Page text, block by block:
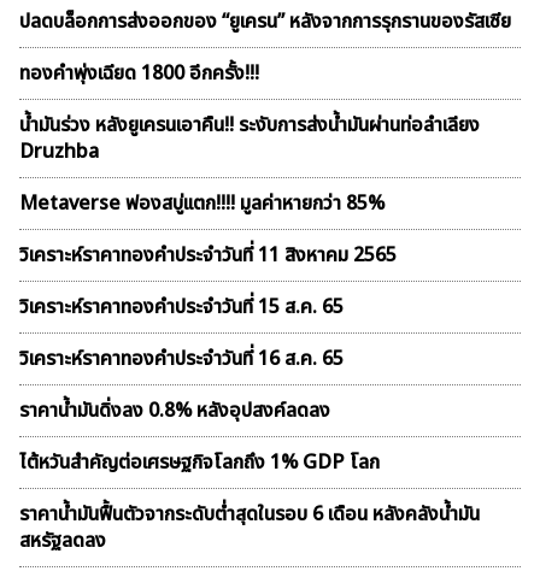
ปลดบล็อกการส่งออกของ “ยูเครน” หลังจากการรุกรานของรัสเซีย
ทองคำพุ่งเฉียด 1800 อีกครั้ง!!!
น้ำมันร่วง หลังยูเครนเอาคืน!! ระงับการส่งน้ำมันผ่านท่อลำเลียง
Druzhba
Metaverse ฟองสบู่เเตก!!!! มูลค่าหายกว่า 85%
วิเคราะห์ราคาทองคําประจำวันที่ 11 สิงหาคม 2565
วิเคราะห์ราคาทองคําประจำวันที่ 15 ส.ค. 65
วิเคราะห์ราคาทองคําประจำวันที่ 16 ส.ค. 65
ราคาน้ำมันดิ่งลง 0.8% หลังอุปสงค์ลดลง
ไต้หวันสำคัญต่อเศรษฐกิจโลกถึง 1% GDP โลก
ราคาน้ำมันฟื้นตัวจากระดับต่ำสุดในรอบ 6 เดือน หลังคลังน้ำมัน
สหรัฐลดลง